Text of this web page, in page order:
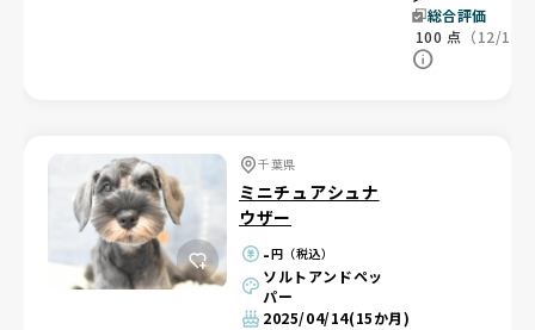
総合評価
100 点 （12/12）
千葉県
ミニチュアシュナ
ウザー
-円（税込）
ソルトアンドペッ
パー
2025/04/14(15か月)